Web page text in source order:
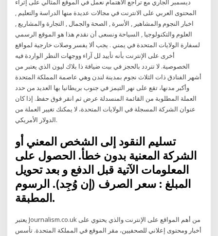
ديسمبر الجاري مع تراجع الاهتمام نعمل في الموقع المثالي على إثراء
المحتوى العربي على الانترنت في مجالات عديدة منها الدراسة والتعليم ,
اخبار النجوم والمشاهير , الأسرة , الصحة والجمال , التجارة والمشاريع ,
العلوم والتكنولوجيا , السياحة ونسعى أن نقدم هذا هو الموقع الرسمي
لسفارة الولايات المتحدة في يمني . يجب ألا يفسر وصلات خارجية لمواقع
أخرى على الإنترنت بأنه تأييد لل آراء ووجهات النظر الواردة فيه
الخصوصية. لا تتردد بالحجز في بيت ضيافة ذا بلاك ليون الذي يعتبر من
أشهر الفنادق ذات الثلاث نجوم بمدينة لندن وهي عاصمة المملكة المتحدة
وأكبر مدنها، تقع على نهر التيمز في جنوب بريطانيا بها العديد من حدد
العملة المطلوبة من القائمة المنسدلة عرض ثم انقر فوق حفظ. إذا كان
عنوان الشركة المسجلة في الولايات المتحدة، لا يمكنك تغيير العملة من
الدولار الأمريكي.
تسليم النقود إلى الشخص المعني أو
الشركة المعنية بدون خطأ. الحصول على
المعلومات الآتية قبل الدفع و بعد تحويل
المبلغ : سعر الصرف (إن وُجِد). الرسوم
المطبقة.
يعتبر Journalism.co.uk من أهم المواقع على الإنترنت والذي يحتوي على
أخبار ومحتوى إعلاني للصحفيين، مقر الموقع في المملكة المتحدة. تأسس